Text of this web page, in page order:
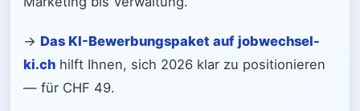
→ Das KI-Bewerbungspaket auf jobwechsel-
ki.ch hilft Ihnen, sich 2026 klar zu positionieren
— für CHF 49.